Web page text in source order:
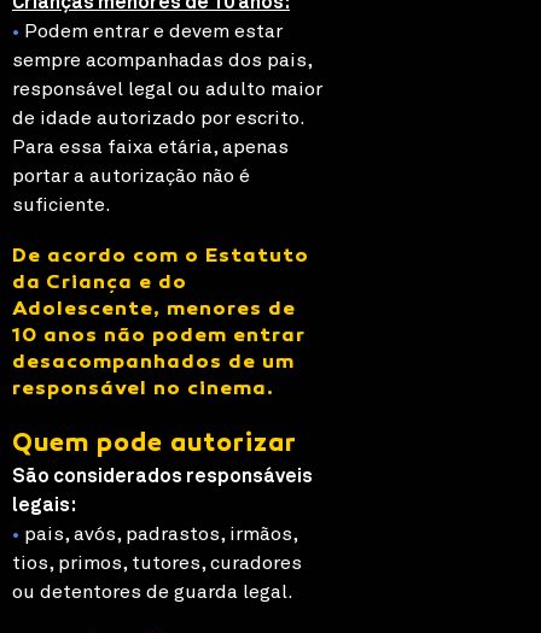
• Podem entrar e devem estar
sempre acompanhadas dos pais,
responsável legal ou adulto maior
de idade autorizado por escrito.
Para essa faixa etária, apenas
portar a autorização não é
suficiente.
De acordo com o Estatuto
da Criança e do
Adolescente, menores de
10 anos não podem entrar
desacompanhados de um
responsável no cinema.
Quem pode autorizar
São considerados responsáveis
legais:
• pais, avós, padrastos, irmãos,
tios, primos, tutores, curadores
ou detentores de guarda legal.